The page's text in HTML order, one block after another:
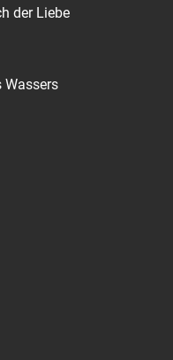
der Liebe
Wassers